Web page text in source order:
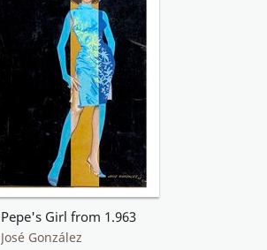
Pepe's Girl from 1.963
José González